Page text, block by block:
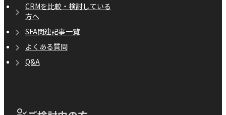
CRMを比較・検討している
方へ
SFA関連記事一覧
よくある質問
Q&A